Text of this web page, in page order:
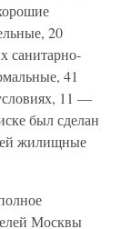
20
санитарно-
41
11 —
был сделан
жилищные
Москвы